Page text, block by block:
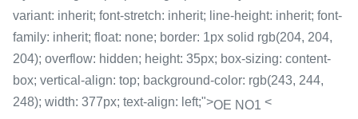
variant: inherit; font-stretch: inherit; line-height: inherit; font-
family: inherit; float: none; border: 1px solid rgb(204, 204,
204); overflow: hidden; height: 35px; box-sizing: content-
box; vertical-align: top; background-color: rgb(243, 244,
248); width: 377px; text-align: left;">OE NO1 <